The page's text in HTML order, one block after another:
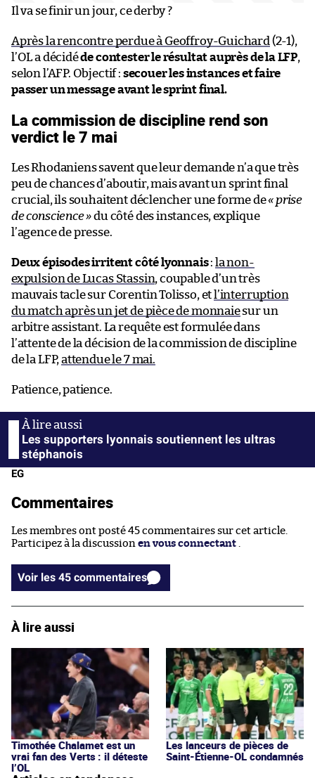
Il va se finir un jour, ce derby ?
Après la rencontre perdue à Geoffroy-Guichard (2-1),
l’OL a décidéde contester le résultat auprès de la LFP,
selon l’AFP. Objectif : secouer les instances et faire
passer un message avant le sprint final.
La commission de discipline rend son
verdict le 7 mai
Les Rhodaniens savent que leur demande n’a que très
peu de chances d’aboutir, mais avant un sprint final
crucial, ils souhaitent déclencher une forme de« prise
de conscience »du côté des instances, explique
l’agence de presse.
Deux épisodes irritent côté lyonnais: la non-
expulsion de Lucas Stassin, coupable d’un très
mauvais tacle sur Corentin Tolisso, et l’interruption
du match après un jet de pièce de monnaiesur un
arbitre assistant. La requête est formulée dans
l’attente de la décision de la commission de discipline
de la LFP,attendue le 7 mai.
Patience, patience.
Les supporters lyonnais soutiennent les ultras
stéphanois
EG
Commentaires
Les membres ont posté 45 commentaires sur cet article.
Participez à la discussion en vous connectant
Voir les 45 commentaires
À lire aussi
Timothée Chalamet est un
vrai fan des Verts : il déteste
l’OL
Les lanceurs de pièces de
Saint-Étienne-OL condamnés